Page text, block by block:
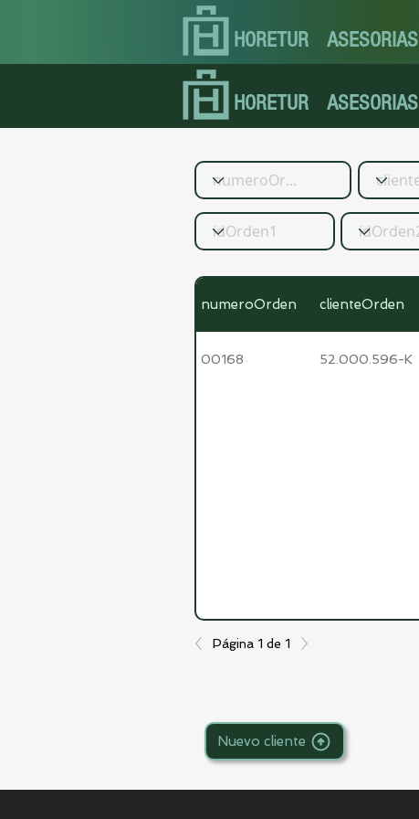
HORETUR ASESORIAS
HORETUR ASESORIAS
numeroOrden clienteOrden
00168 52.000.596-K
Página 1 de 1
Nuevo cliente